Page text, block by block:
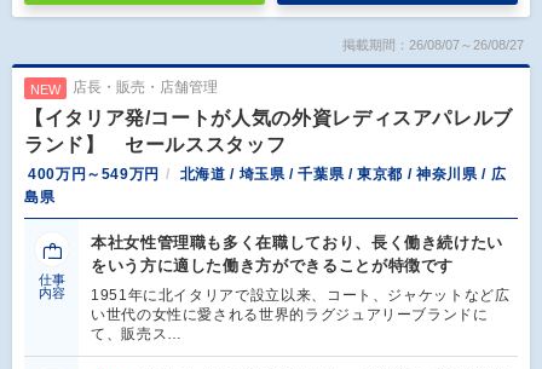
掲載期間：26/08/07～26/08/27
NEW 店長・販売・店舗管理
【イタリア発/コートが人気の外資レディスアパレルブ
ランド】 セールススタッフ
400万円～549万円
北海道 / 埼玉県 / 千葉県 / 東京都 / 神奈川県 / 広
島県
仕事
内容
本社女性管理職も多く在職しており、長く働き続けたい
をいう方に適した働き方ができることが特徴です
1951年に北イタリアで設立以来、コート、ジャケットなど広
い世代の女性に愛される世界的ラグジュアリーブランドに
て、販売ス…